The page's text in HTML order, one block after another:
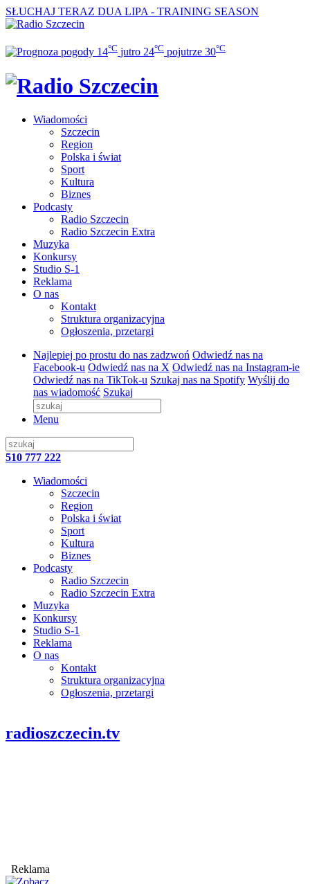
SŁUCHAJ TERAZ DUA LIPA - TRAINING SEASON
14°C jutro 24°C pojutrze 30°C
Wiadomości
Szczecin
Region
Polska i świat
Sport
Kultura
Biznes
Podcasty
Radio Szczecin
Radio Szczecin Extra
Muzyka
Konkursy
Studio S-1
Reklama
O nas
Kontakt
Struktura organizacyjna
Ogłoszenia, przetargi
Najlepiej po prostu do nas zadzwoń Odwiedź nas na
Facebook-u Odwiedź nas na X Odwiedź nas na Instagram-ie
Odwiedź nas na TikTok-u Szukaj nas na Spotify Wyślij do
nas wiadomość Szukaj
Menu
510 777 222
Wiadomości
Szczecin
Region
Polska i świat
Sport
Kultura
Biznes
Podcasty
Radio Szczecin
Radio Szczecin Extra
Muzyka
Konkursy
Studio S-1
Reklama
O nas
Kontakt
Struktura organizacyjna
Ogłoszenia, przetargi
radioszczecin.tv
Reklama